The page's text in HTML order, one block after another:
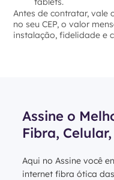
Antes de contratar, vale
no seu CEP, o valor
instalação, fidelidade e
Assine o
Fibra,
Aqui no Assine você
internet fibra ótica